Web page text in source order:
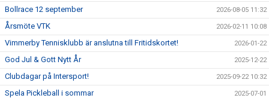
AKTIVITETER
KONTAKT
KALENDER
Bollrace 12 september 2026-08-05 11:32
Årsmöte VTK 2026-02-11 10:08
Vimmerby Tennisklubb är anslutna till Fritidskortet! 2026-01-22
God Jul & Gott Nytt År 2025-12-22
Clubdagar på Intersport! 2025-09-22 10:32
Spela Pickleball i sommar 2025-07-01